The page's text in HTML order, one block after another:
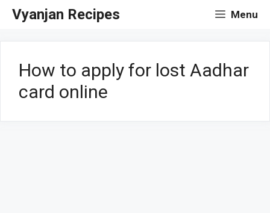
SkipVyanjan Recipes Menu
How to apply for lost Aadhar
card online